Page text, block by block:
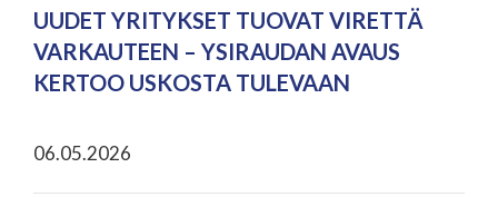
UUDET YRITYKSET TUOVAT VIRETTÄ
VARKAUTEEN – YSIRAUDAN AVAUS
KERTOO USKOSTA TULEVAAN
06.05.2026